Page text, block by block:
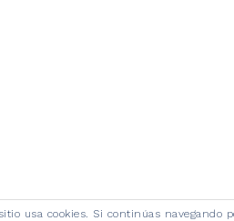
usa cookies. Si continúas navegando